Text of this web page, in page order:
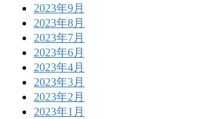
2023年9月
2023年8月
2023年7月
2023年6月
2023年4月
2023年3月
2023年2月
2023年1月